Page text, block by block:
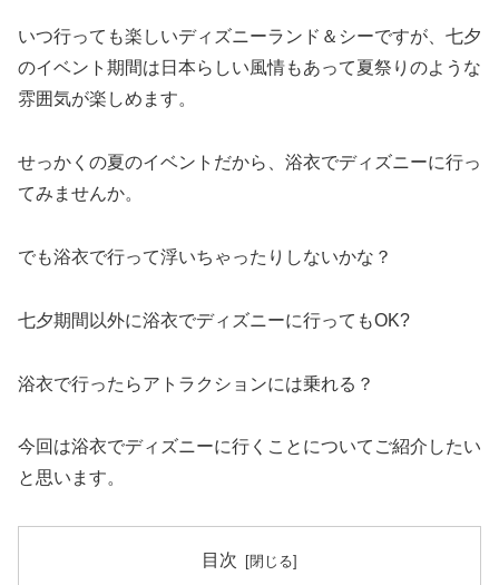
いつ行っても楽しいディズニーランド＆シーですが、七夕
のイベント期間は日本らしい風情もあって夏祭りのような
雰囲気が楽しめます。
せっかくの夏のイベントだから、浴衣でディズニーに行っ
てみませんか。
でも浴衣で行って浮いちゃったりしないかな？
七夕期間以外に浴衣でディズニーに行ってもOK?
浴衣で行ったらアトラクションには乗れる？
今回は浴衣でディズニーに行くことについてご紹介したい
と思います。
目次